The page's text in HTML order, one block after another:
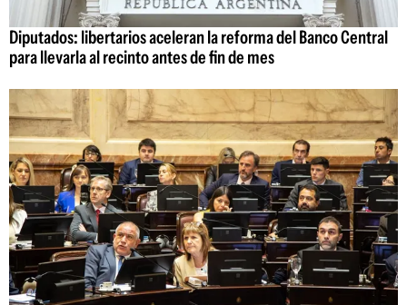
Diputados: libertarios aceleran la reforma del Banco Central
para llevarla al recinto antes de fin de mes